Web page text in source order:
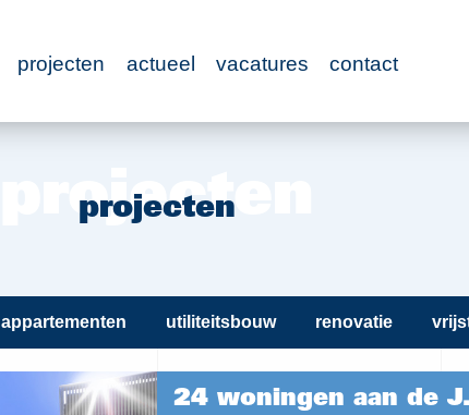
projecten actueel vacatures contact
projecten
appartementen utiliteitsbouw renovatie
24 woningen aan de